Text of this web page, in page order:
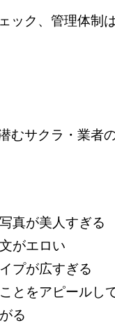
ック、管理体制
むサクラ・業者
真が美人すぎる
がエロい
プが広すぎる
とをアピールし
る